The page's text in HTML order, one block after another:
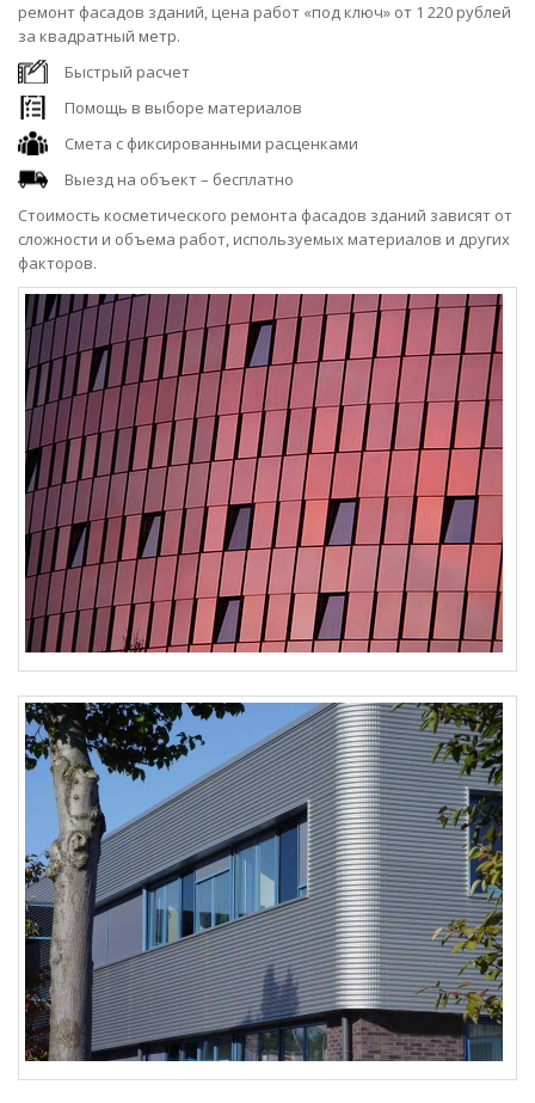
ремонт фасадов зданий, цена работ «под ключ» от 1 220 рублей
за квадратный метр.
Быстрый расчет
Помощь в выборе материалов
Смета с фиксированными расценками
Выезд на объект – бесплатно
Стоимость косметического ремонта фасадов зданий зависят от
сложности и объема работ, используемых материалов и других
факторов.